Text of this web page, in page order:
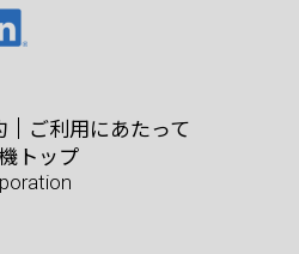
ご利用にあたって
トップ